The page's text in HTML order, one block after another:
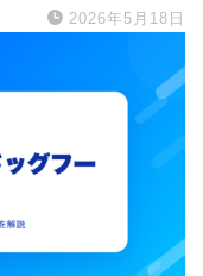
2026年5月18日